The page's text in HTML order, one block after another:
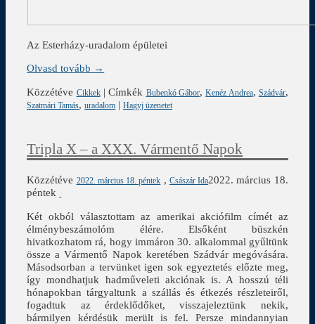
Az Esterházy-uradalom épületei
Olvasd tovább →
Közzétéve Cikkek|Címkék Bubenkó Gábor,Kenéz Andrea, Szádvár,
Szatmári Tamás,uradalom |Hagyj üzenetet
Tripla X – a XXX. Vármentő Napok
Közzétéve 2022. március 18. péntek , Császár Ida2022. március 18.
péntek
Két okból választottam az amerikai akciófilm címét az
élménybeszámolóm élére. Elsőként büszkén
hivatkozhatom rá, hogy immáron 30. alkalommal gyűltünk
össze a Vármentő Napok keretében Szádvár megóvására.
Másodsorban a tervünket igen sok egyeztetés előzte meg,
így mondhatjuk hadműveleti akciónak is. A hosszú téli
hónapokban tárgyaltunk a szállás és étkezés részleteiről,
fogadtuk az érdeklődőket, visszajeleztünk nekik,
bármilyen kérdésük merült is fel. Persze mindannyian